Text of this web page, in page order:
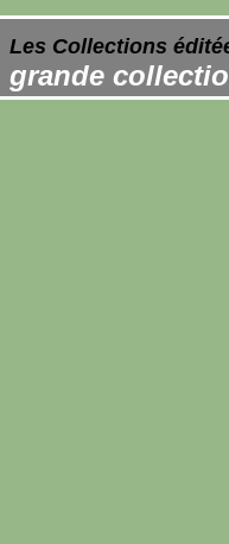
Les Collections
grande